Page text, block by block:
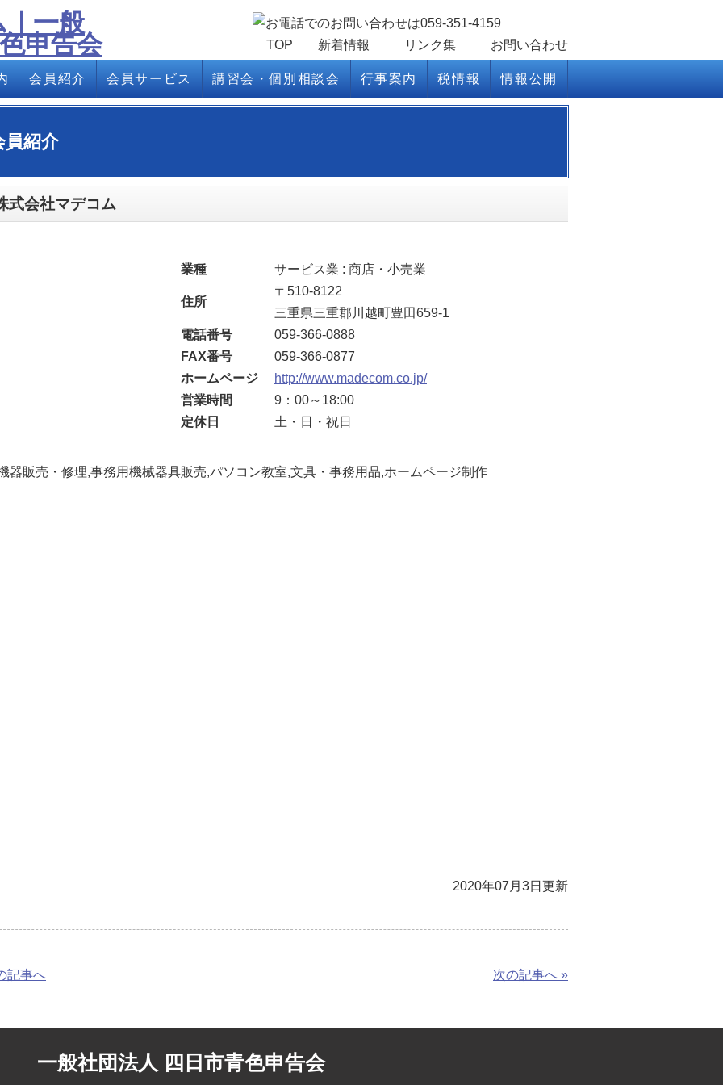
TOP 新着情報 リンク集 お問い合わせ
会員紹介 会員サービス 講習会・個別相談会 行事案内 税情報 情報公開
員紹介
式会社マデコム
業種 サービス業 : 商店・小売業
住所
〒510-8122
三重県三重郡川越町豊田659-1
電話番号
059-366-0888
FAX番号
059-366-0877
ホームページ
http://www.madecom.co.jp/
営業時間
9：00～18:00
定休日
土・日・祝日
器販売・修理,事務用機械器具販売,パソコン教室,文具・事務用品,ホームページ制作
2020年07月3日更新
記事へ 次の記事へ »
一般社団法人 四日市青色申告会